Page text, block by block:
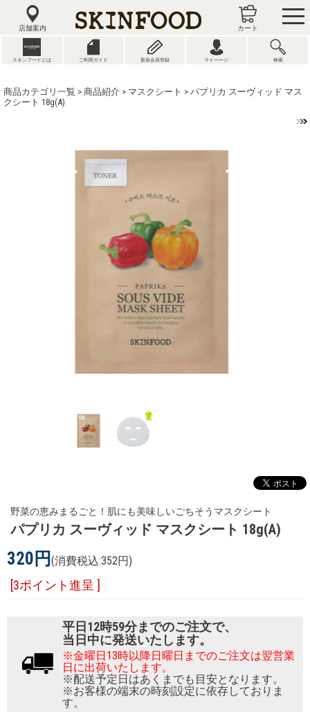
店舗案内 カート
スキンフードとは ご利用ガイド 新規会員登録 マイページ 検索
商品カテゴリ一覧 > 商品紹介 > マスクシート > パプリカ スーヴィッド マス
クシート 18g(A)
野菜の恵みまるごと！肌にも美味しいごちそうマスクシート
パプリカ スーヴィッド マスクシート 18g(A)
320円 (消費税込:352円)
[3ポイント進呈 ]
平日12時59分までのご注文で、
当日中に発送いたします。
※金曜日13時以降日曜日までのご注文は翌営業
日に出荷いたします。
※配送予定日はあくまでも目安となります。
※お客様の端末の時刻設定に依存しておりま
す。